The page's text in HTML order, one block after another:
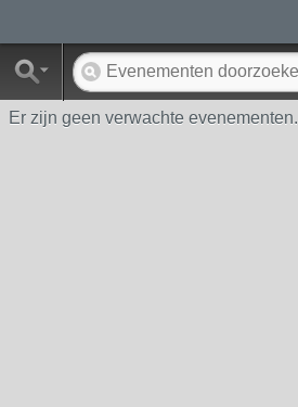
Er zijn geen verwachte evenementen.